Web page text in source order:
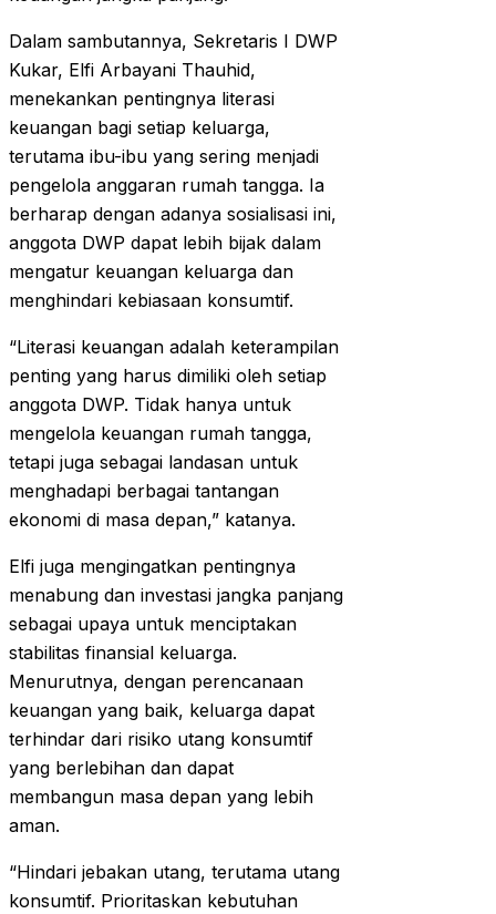
Dalam sambutannya, Sekretaris I DWP
Kukar, Elfi Arbayani Thauhid,
menekankan pentingnya literasi
keuangan bagi setiap keluarga,
terutama ibu-ibu yang sering menjadi
pengelola anggaran rumah tangga. Ia
berharap dengan adanya sosialisasi ini,
anggota DWP dapat lebih bijak dalam
mengatur keuangan keluarga dan
menghindari kebiasaan konsumtif.
“Literasi keuangan adalah keterampilan
penting yang harus dimiliki oleh setiap
anggota DWP. Tidak hanya untuk
mengelola keuangan rumah tangga,
tetapi juga sebagai landasan untuk
menghadapi berbagai tantangan
ekonomi di masa depan,” katanya.
Elfi juga mengingatkan pentingnya
menabung dan investasi jangka panjang
sebagai upaya untuk menciptakan
stabilitas finansial keluarga.
Menurutnya, dengan perencanaan
keuangan yang baik, keluarga dapat
terhindar dari risiko utang konsumtif
yang berlebihan dan dapat
membangun masa depan yang lebih
aman.
“Hindari jebakan utang, terutama utang
konsumtif. Prioritaskan kebutuhan